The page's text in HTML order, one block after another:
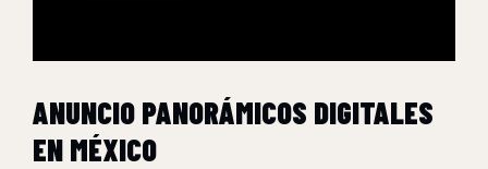
ANUNCIO PANORÁMICOS DIGITALES
EN MÉXICO